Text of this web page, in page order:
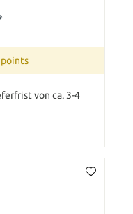
points
von ca. 3-4